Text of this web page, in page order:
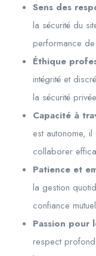
Sens des
la sécurité du
performance
Éthique
intégrité et
la sécurité
Capacité à
est autonome,
collaborer
Patience et
la gestion
confiance
Passion pour
respect